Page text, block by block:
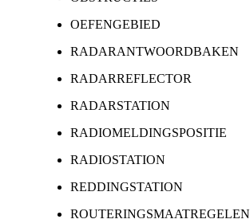
OEFENGEBIED
RADARANTWOORDBAKEN
RADARREFLECTOR
RADARSTATION
RADIOMELDINGSPOSITIE
RADIOSTATION
REDDINGSTATION
ROUTERINGSMAATREGELEN